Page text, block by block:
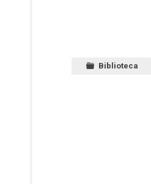
Biblioteca